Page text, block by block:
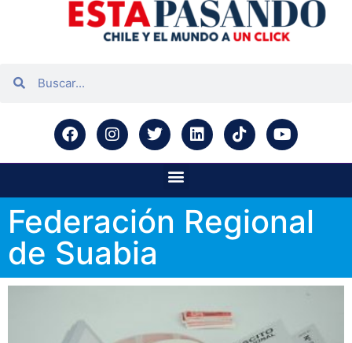
Federación Regional
de Suabia